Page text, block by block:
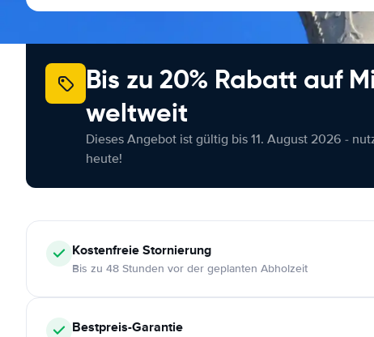
Bis zu 20% Rabatt auf
weltweit
Dieses Angebot ist gültig bis 11. August 2026 -
heute!
KostenfreieStornierung
Bis zu 48 Stunden vor der geplanten Abholzeit
Bestpreis-Garantie